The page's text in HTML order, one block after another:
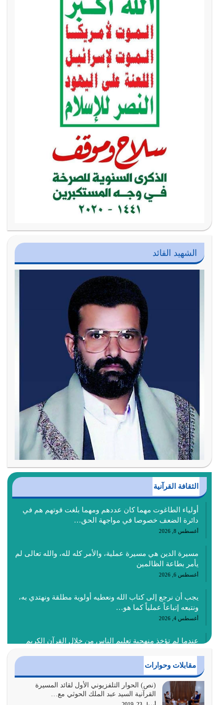
الشهيد القائد
الثقافة القرآنية
أولياء الطاغوت مهما كان عددهم ومهما بلغت قوتهم هم في
دائرة الضعف خصوصا في مواجهة الحق…
أغسطس 8, 2026
مسيرة الدين هي مسيرة عملية، والأمر كله لله، والله تعالى لم
يأمر بطاعة الظالمين
أغسطس 6, 2026
يجب أن نرجع إلى كتاب الله ونعطيه أولوية مطلقة ونهتدي به،
ونتبعه إتباعاً عملياً كما هو…
أغسطس 4, 2026
عندما لم تؤخذ منهجية تعليم الناس من خلال القرآن الكريم
أغسطس 3, 2026
الغاية من الصلاة هو ذكر الله (أقم الصلاة لذكري) إضافة إلى
{وَأَعِدُّوا لَهُمْ مَا…
مقابلات وحوارات
(نص) الحوار التلفزيوني الأول لقائد المسيرة
القرآنية السيد عبد الملك الحوثي مع…